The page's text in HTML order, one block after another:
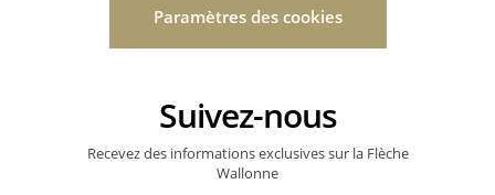
Paramètres des cookies
Suivez-nous
Recevez des informations exclusives sur la Flèche
Wallonne